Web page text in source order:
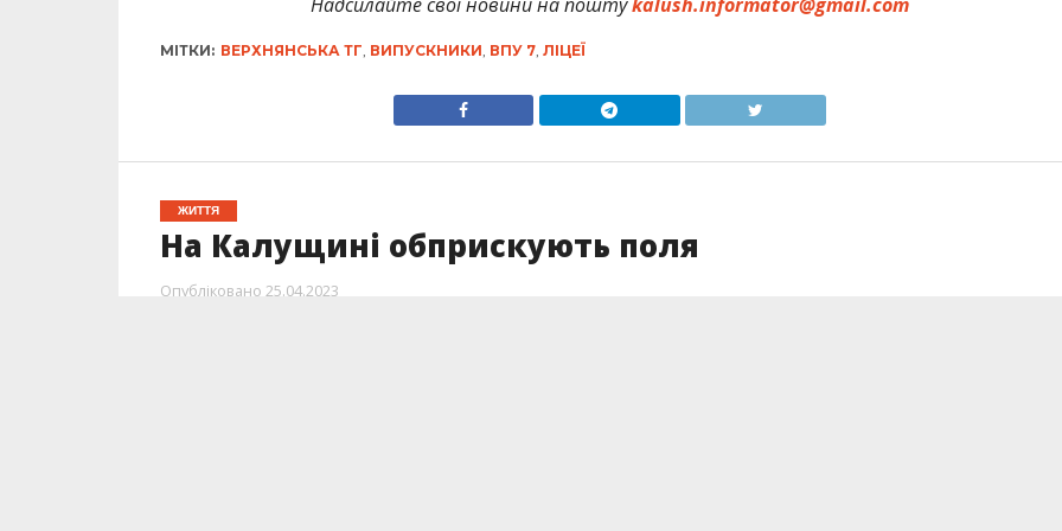
Надсилайте свої новини на поштуkalush.informator@gmail.com
МІТКИ: ВЕРХНЯНСЬКА ТГ, ВИПУСКНИКИ, ВПУ 7, ЛІЦЕЇ
ЖИТТЯ
На Калущині обприскують поля
Опубліковано 25.04.2023